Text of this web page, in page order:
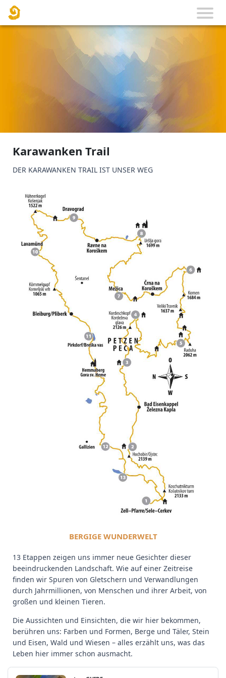
Karawanken Trail
DER KARAWANKEN TRAIL IST UNSER WEG
BERGIGE WUNDERWELT
13 Etappen zeigen uns immer neue Gesichter dieser
beeindruckenden Landschaft. Wie auf einer Zeitreise
finden wir Spuren von Gletschern und Verwandlungen
durch Jahrmillionen, von Menschen und ihrer Arbeit, von
großen und kleinen Tieren.
Die Aussichten und Einsichten, die wir hier bekommen,
berühren uns: Farben und Formen, Berge und Täler, Stein
und Eisen, Wald und Wiesen – alles erzählt uns, was das
Leben hier immer schon ausmacht.